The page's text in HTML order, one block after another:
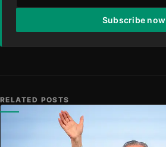
Subscribe now
RELATED POSTS